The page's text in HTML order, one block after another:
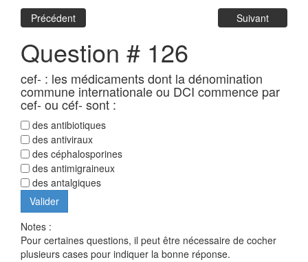
Précédent Suivant
Question # 126
cef- : les médicaments dont la dénomination
commune internationale ou DCI commence par
cef- ou céf- sont :
des antibiotiques
des antiviraux
des céphalosporines
des antimigraineux
des antalgiques
Notes :
Pour certaines questions, il peut être nécessaire de cocher
plusieurs cases pour indiquer la bonne réponse.